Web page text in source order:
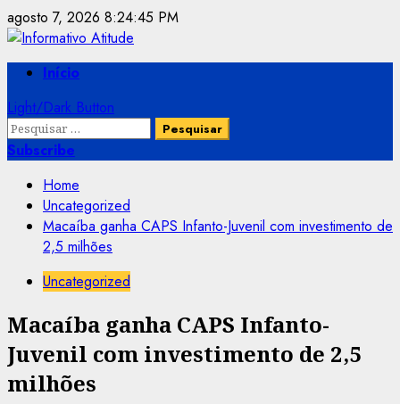
Skip
to
content
agosto 7, 2026 8:24:46 PM
PrimaryInício
Light/Dark Button
Pesquisar
por:
Subscribe
Home
Uncategorized
Macaíba ganha CAPS Infanto-Juvenil com investimento de
2,5 milhões
Uncategorized
Macaíba ganha CAPS Infanto-
Juvenil com investimento de 2,5
milhões